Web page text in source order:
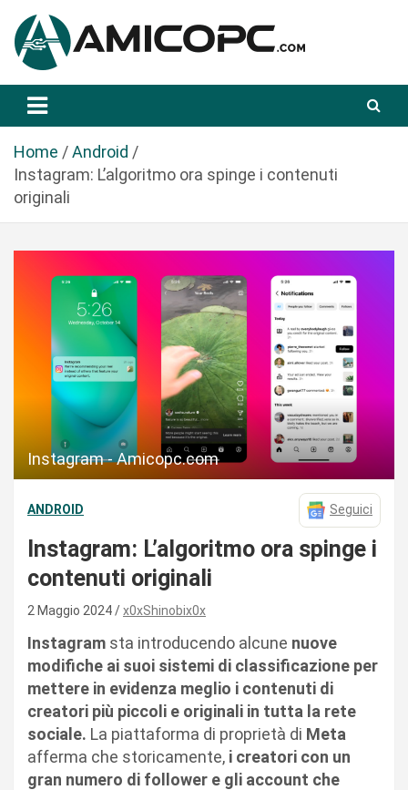
a
Amicopc.com
Home
Android
Instagram: L’algoritmo ora spinge i contenuti
originali
Instagram - Amicopc.com
ANDROID Seguici
Instagram: L’algoritmo ora spinge i
contenuti originali
2 Maggio 2024 x0xShinobix0x
Instagram sta introducendo alcune nuove
modifiche ai suoi sistemi di classificazione per
mettere in evidenza meglio i contenuti di
creatori più piccoli e originali in tutta la rete
sociale. La piattaforma di proprietà di Meta
afferma che storicamente, i creatori con un
gran numero di follower e gli account che